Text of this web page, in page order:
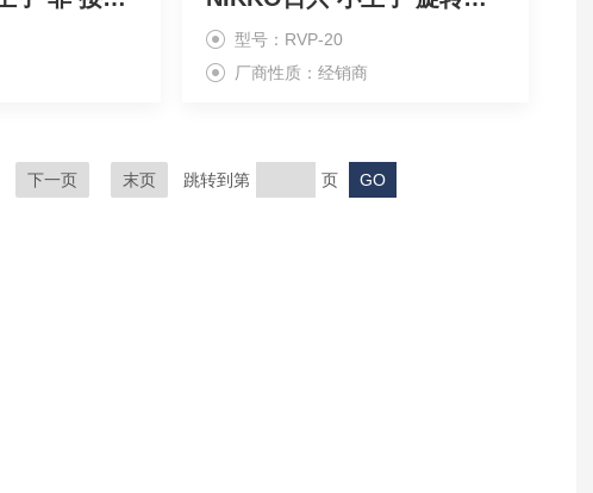
型号：RVP-20
厂商性质：经销商
下一页 末页 跳转到第 页